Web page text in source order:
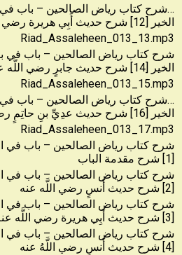
…شرح كتاب رياض الصالحين – باب
الخير [12] شرح حديث أَبِي هريرة رضي اللَّه عنه
Riad_Assaleheen_013_13.mp3
شرح كتاب رياض الصالحين – باب في
الخير [14] شرح حديث جابرٍ رضي اللَّه عنه
Riad_Assaleheen_013_15.mp3
…شرح كتاب رياض الصالحين – باب
الخير [16] شرح حديث عدِيِّ بنِ حاتِمٍ رضي اللَّه عنه
Riad_Assaleheen_013_17.mp3
شرح كتاب رياض الصالحين – باب في
[1] شرح مقدمة الباب
شرح كتاب رياض الصالحين – باب في
[2] شرح حديث أَنسٍ رضي اللَّه عنه
شرح كتاب رياض الصالحين – باب في
[3] شرح حديث أَبِي هريرة رضي اللَّه عنه
شرح كتاب رياض الصالحين – باب في
[4] شرح حديث أَنسٍ رضي اللَّهُ عنه